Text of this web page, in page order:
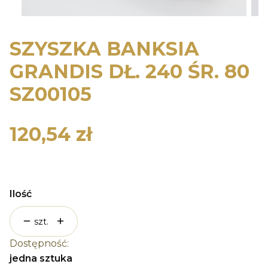
SZYSZKA BANKSIA
GRANDIS DŁ. 240 ŚR. 80
SZ00105
Cena
120,54 zł
Ilość
szt.
Dostępność:
jedna sztuka